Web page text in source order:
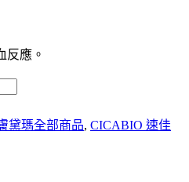
反應。
黛瑪全部商品, CICABIO 速佳